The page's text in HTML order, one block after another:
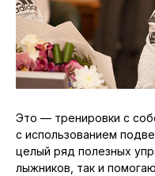
Это — тренировки с
с использованием
целый ряд полезных
лыжников, так и